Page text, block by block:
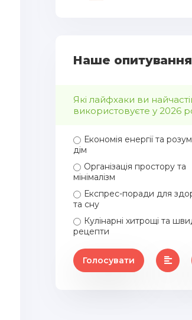
Наше опитування
Які лайфхаки ви
використовуєте у 2026
Економія енергії та
дім
Організація простору та
мінімалізм
Експрес-поради для
та сну
Кулінарні хитрощі та
рецепти
Голосувати